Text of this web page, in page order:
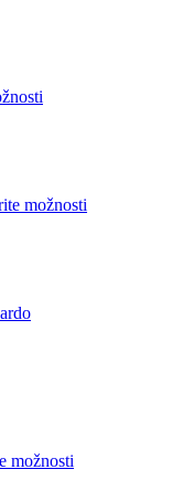
možnosti
možnosti